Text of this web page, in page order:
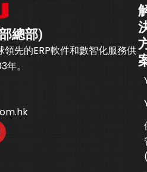
總部)
先的ERP軟件和數智化服務供
。